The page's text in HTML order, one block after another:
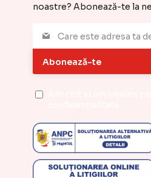
noastre? Abonează-te la
Abonează-te